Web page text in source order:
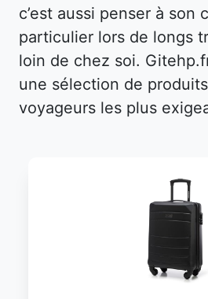
c’est aussi penser à son
particulier lors de longs
loin de chez soi.
une sélection de
voyageurs les plus